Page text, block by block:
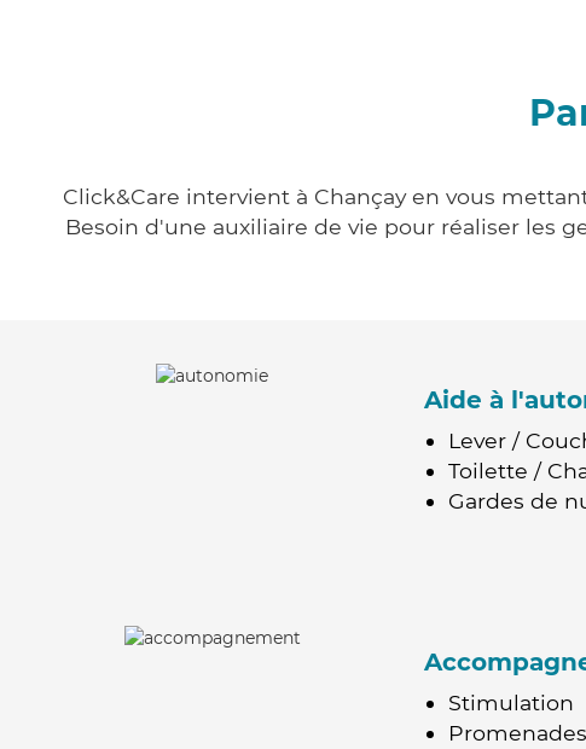
Click&Care intervient à Chançay en vous
Besoin d'une auxiliaire de vie pour réaliser les
Aide à
Lever /
Toilette /
Gardes de
Stimulation
Promenades